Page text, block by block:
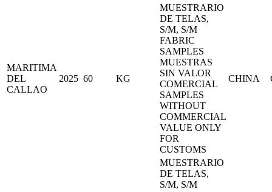
MARITIMA
DEL
CALLAO
2025 60 KG
MUESTRARIO
DE TELAS,
S/M, S/M
FABRIC
SAMPLES
MUESTRAS
SIN VALOR
COMERCIAL
SAMPLES
WITHOUT
COMMERCIAL
VALUE ONLY
FOR
CUSTOMS
CHINA
MUESTRARIO
DE TELAS,
S/M, S/M